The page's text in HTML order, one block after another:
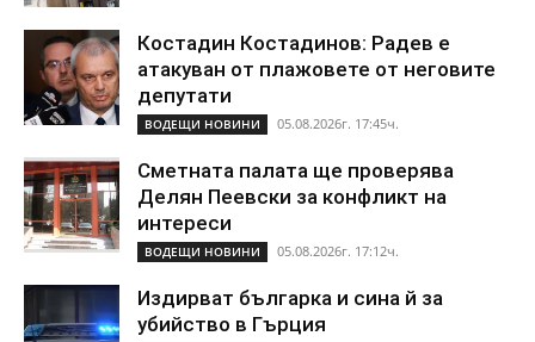
Костадин Костадинов: Радев е
атакуван от плажoвете от неговите
депутати
ВОДЕЩИ НОВИНИ 05.08.2026г. 17:45ч.
Сметната палата ще проверява
Делян Пеевски за конфликт на
интереси
ВОДЕЩИ НОВИНИ 05.08.2026г. 17:12ч.
Издирват българка и сина й за
убийство в Гърция